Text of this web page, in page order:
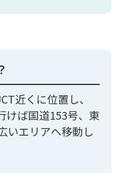
近くに位置し、
けば国道153号、東
いエリアへ移動し